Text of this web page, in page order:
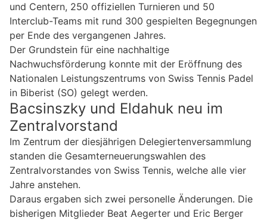
und Centern, 250 offiziellen Turnieren und 50
Interclub-Teams mit rund 300 gespielten Begegnungen
per Ende des vergangenen Jahres.
Der Grundstein für eine nachhaltige
Nachwuchsförderung konnte mit der Eröffnung des
Nationalen Leistungszentrums von Swiss Tennis Padel
in Biberist (SO) gelegt werden.
Bacsinszky und Eldahuk neu im
Zentralvorstand
Im Zentrum der diesjährigen Delegiertenversammlung
standen die Gesamterneuerungswahlen des
Zentralvorstandes von Swiss Tennis, welche alle vier
Jahre anstehen.
Daraus ergaben sich zwei personelle Änderungen. Die
bisherigen Mitglieder Beat Aegerter und Eric Berger